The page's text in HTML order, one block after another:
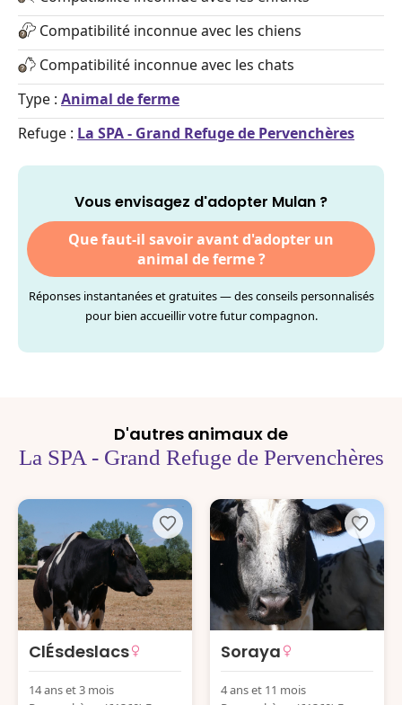
Compatibilité inconnue avec les chiens
Compatibilité inconnue avec les chats
Type : Animal de ferme
Refuge : La SPA - Grand Refuge de Pervenchères
Vous envisagez d'adopter Mulan ?
Que faut-il savoir avant d'adopter un
animal de ferme ?
Réponses instantanées et gratuites — des conseils personnalisés
pour bien accueillir votre futur compagnon.
D'autres animaux de
La SPA - Grand Refuge de Pervenchères
ClÉsdeslacs
14 ans et 3 mois
Soraya
4 ans et 11 mois